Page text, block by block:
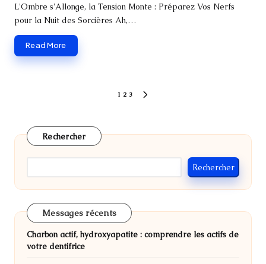
by
L'Ombre s'Allonge, la Tension Monte : Préparez Vos Nerfs
pour la Nuit des Sorcières Ah,…
Read More
publications
1 2 3
Rechercher
Rechercher
Messages récents
Charbon actif, hydroxyapatite : comprendre les actifs de
votre dentifrice